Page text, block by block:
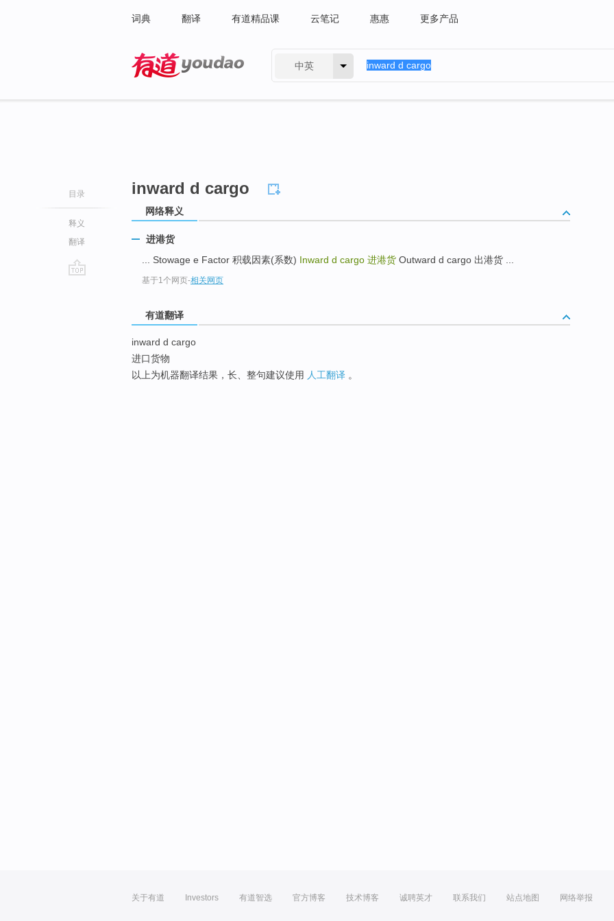
词典 翻译 有道精品课 云笔记 惠惠 更多产品
中英
目录
释义
翻译
inward d cargo
网络释义
进港货
... Stowage e Factor 积载因素(系数) Inward d cargo 进港货 Outward d cargo 出港货 ...
基于1个网页-相关网页
有道翻译
inward d cargo
进口货物
以上为机器翻译结果，长、整句建议使用 人工翻译 。
关于有道 Investors 有道智选 官方博客 技术博客 诚聘英才 联系我们 站点地图 网络举报